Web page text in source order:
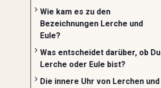
Wie kam es zu den
Bezeichnungen Lerche und
Eule?
Was entscheidet darüber, ob Du
Lerche oder Eule bist?
Die innere Uhr von Lerchen und